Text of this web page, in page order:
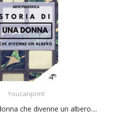
Youcanprint
che divenne un albero....